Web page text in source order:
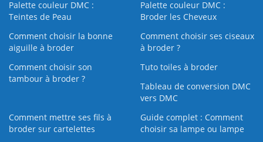
Palette couleur DMC :
Teintes de Peau
Palette couleur DMC :
Broder les Cheveux
Comment choisir la bonne
aiguille à broder
Comment choisir ses ciseaux
à broder ?
Comment choisir son
tambour à broder ?
Tuto toiles à broder
Tableau de conversion DMC
vers DMC
Comment mettre ses fils à
broder sur cartelettes
Guide complet : Comment
choisir sa lampe ou lampe